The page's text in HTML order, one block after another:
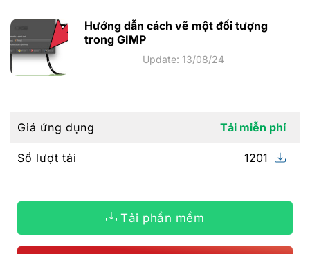
Hướng dẫn cách vẽ một đối tượng
trong GIMP
Update: 13/08/24
Giá ứng dụng Tải miễn phí
Số lượt tải 1201
Tải phần mềm